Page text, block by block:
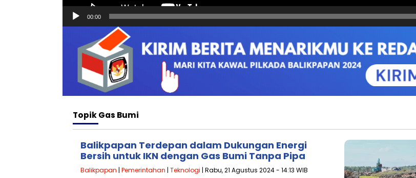
00:00
TopikGas Bumi
Balikpapan Terdepan dalam Dukungan Energi
Bersih untuk IKN dengan Gas Bumi Tanpa Pipa
Balikpapan | Pemerintahan | Teknologi | Rabu, 21 Agustus 2024 - 14:13 WIB